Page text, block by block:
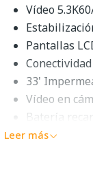
Vídeo
Pantallas
33'
Vídeo en
Batería
Leer más